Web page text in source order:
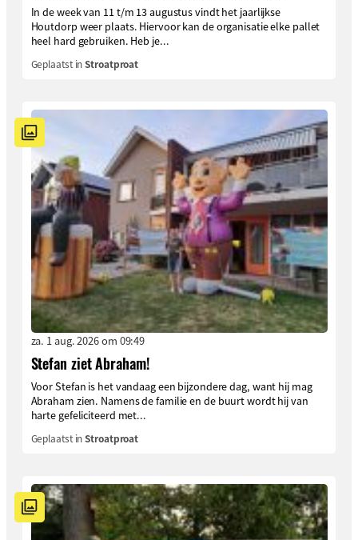
In de week van 11 t/m 13 augustus vindt het jaarlijkse
Houtdorp weer plaats. Hiervoor kan de organisatie elke pallet
heel hard gebruiken. Heb je...
Geplaatst inStroatproat
za. 1 aug. 2026 om 09:49
Stefan ziet Abraham!
Voor Stefan is het vandaag een bijzondere dag, want hij mag
Abraham zien. Namens de familie en de buurt wordt hij van
harte gefeliciteerd met...
Geplaatst inStroatproat